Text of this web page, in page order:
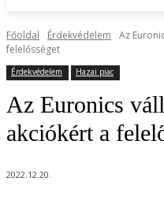
Főoldal Érdekvédelem
Az
felelősséget
Érdekvédelem Hazai piac
Az Euronics
akciókért a
2022.12.20.